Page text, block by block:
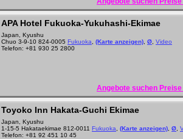
APA Hotel Fukuoka-Yukuhashi-Ekimae
Japan, Kyushu
Chuo 3-9-10 824-0005 Fukuoka (Karte anzeigen) Ø Video
Telefon: +81 930 25 2800
Angebote suchen
Toyoko Inn Hakata-Guchi Ekimae
Japan, Kyushu
1-15-5 Hakataekimae 812-0011 Fukuoka (Karte anzeigen) Ø
Telefon: +81 92 451 10 45